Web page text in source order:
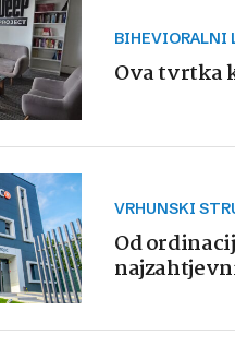
BIHEVIORALNI
Ova tvrtka
VRHUNSKI
Od